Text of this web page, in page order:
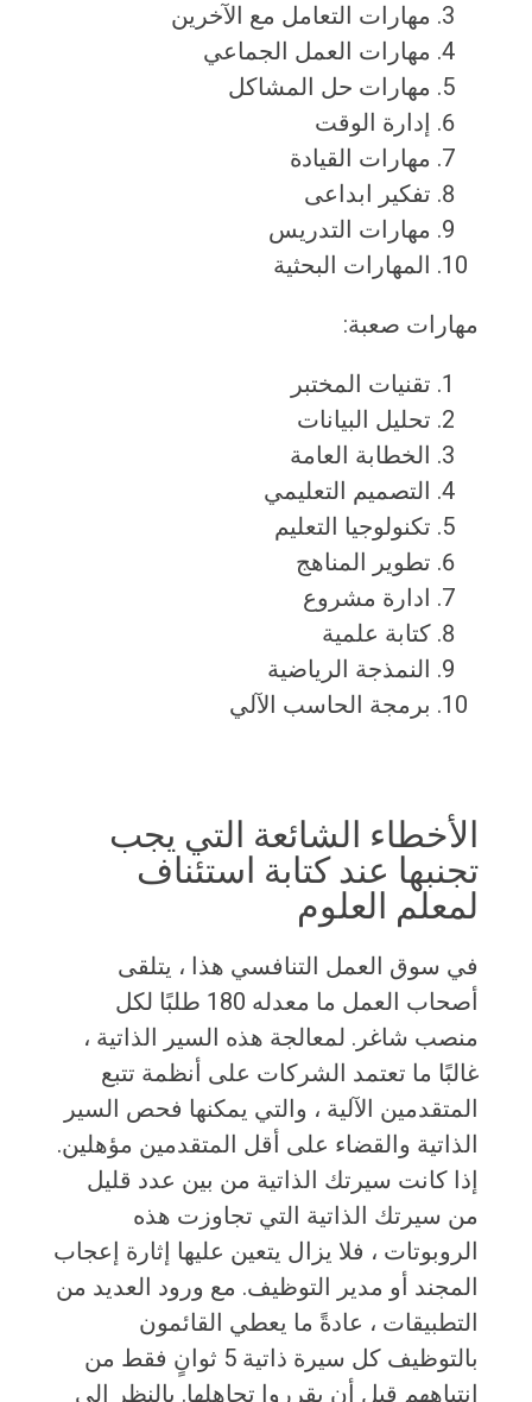
مهارات التعامل مع الآخرين
مهارات العمل الجماعي
مهارات حل المشاكل
إدارة الوقت
مهارات القيادة
تفكير ابداعى
مهارات التدريس
المهارات البحثية
مهارات صعبة:
تقنيات المختبر
تحليل البيانات
الخطابة العامة
التصميم التعليمي
تكنولوجيا التعليم
تطوير المناهج
ادارة مشروع
كتابة علمية
النمذجة الرياضية
برمجة الحاسب الآلي
الأخطاء الشائعة التي يجب
تجنبها عند كتابة استئناف
لمعلم العلوم
في سوق العمل التنافسي هذا ، يتلقى
أصحاب العمل ما معدله 180 طلبًا لكل
منصب شاغر. لمعالجة هذه السير الذاتية ،
غالبًا ما تعتمد الشركات على أنظمة تتبع
المتقدمين الآلية ، والتي يمكنها فحص السير
الذاتية والقضاء على أقل المتقدمين مؤهلين.
إذا كانت سيرتك الذاتية من بين عدد قليل
من سيرتك الذاتية التي تجاوزت هذه
الروبوتات ، فلا يزال يتعين عليها إثارة إعجاب
المجند أو مدير التوظيف. مع ورود العديد من
التطبيقات ، عادةً ما يعطي القائمون
بالتوظيف كل سيرة ذاتية 5 ثوانٍ فقط من
انتباههم قبل أن يقرروا تجاهلها. بالنظر إلى